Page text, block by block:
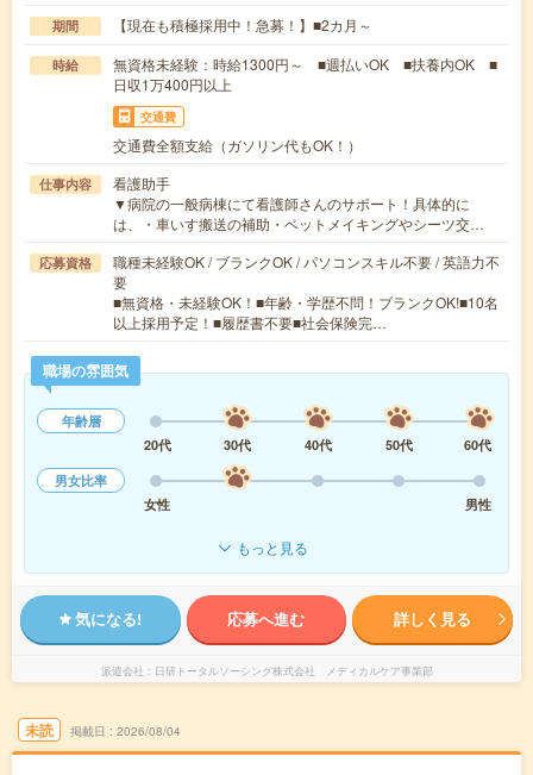
期間 【現在も積極採用中！急募！】■2カ月～
時給
無資格未経験：時給1300円～ ■週払いOK ■扶養内OK ■
日収1万400円以上
交通費
交通費全額支給（ガソリン代もOK！）
仕事内容
看護助手
▼病院の一般病棟にて看護師さんのサポート！具体的に
は、・車いす搬送の補助・ベットメイキングやシーツ交…
応募資格
職種未経験OK / ブランクOK / パソコンスキル不要 / 英語力不
要
■無資格・未経験OK！■年齢・学歴不問！ブランクOK!■10名
以上採用予定！■履歴書不要■社会保険完…
職場の雰囲気
年齢層
20代
30代 40代 50代
60代
男女比率
女性
男性
もっと見る
気になる! 応募へ進む 詳しく見る
派遣会社 日研トータルソーシング株式会社 メディカルケア事業部
未読 掲載日 2026/08/04